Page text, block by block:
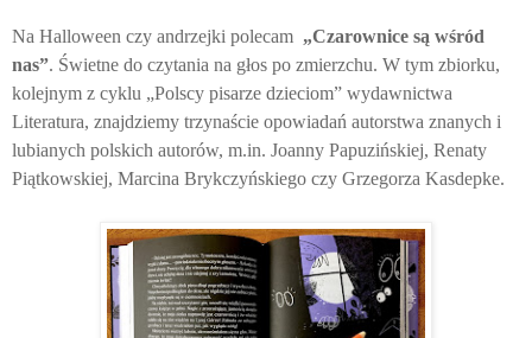
Na Halloween czy andrzejki polecam „Czarownice są wśród
nas”. Świetne do czytania na głos po zmierzchu. W tym zbiorku,
kolejnym z cyklu „Polscy pisarze dzieciom” wydawnictwa
Literatura, znajdziemy trzynaście opowiadań autorstwa znanych i
lubianych polskich autorów, m.in. Joanny Papuzińskiej, Renaty
Piątkowskiej, Marcina Brykczyńskiego czy Grzegorza Kasdepke.